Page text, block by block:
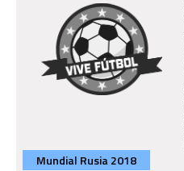
Mundial Rusia 2018